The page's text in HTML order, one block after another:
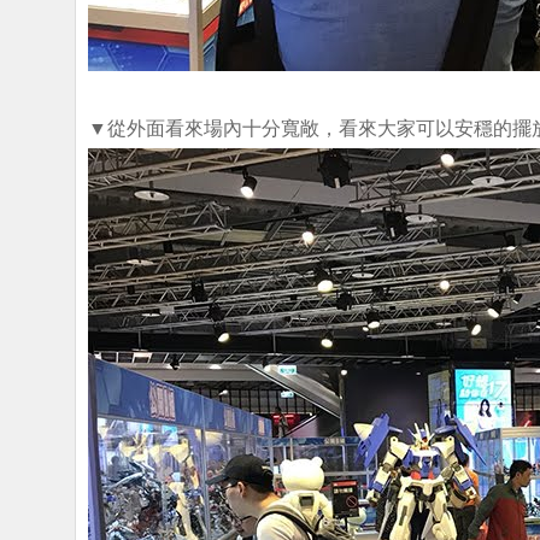
▼從外面看來場內十分寬敞，看來大家可以安穩的擺